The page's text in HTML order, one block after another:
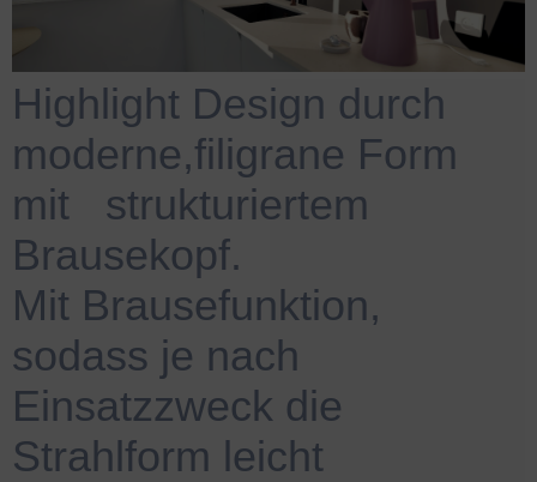
Highlight Design durch
moderne,filigrane Form
mit strukturiertem
Brausekopf.
Mit Brausefunktion,
sodass je nach
Einsatzzweck die
Strahlform leicht